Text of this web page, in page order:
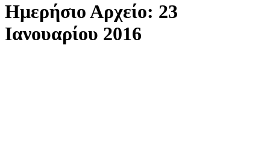
Ημερήσιο Αρχείο: 23
Ιανουαρίου 2016